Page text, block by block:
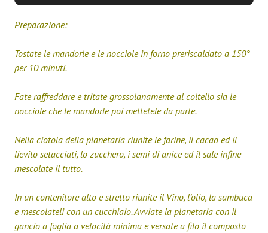
Preparazione:
Tostate le mandorle e le nocciole in forno preriscaldato a 150°
per 10 minuti.
Fate raffreddare e tritate grossolanamente al coltello sia le
nocciole che le mandorle poi mettetele da parte.
Nella ciotola della planetaria riunite le farine, il cacao ed il
lievito setacciati, lo zucchero, i semi di anice ed il sale infine
mescolate il tutto.
In un contenitore alto e stretto riunite il Vino, l’olio, la sambuca
e mescolateli con un cucchiaio. Avviate la planetaria con il
gancio a foglia a velocità minima e versate a filo il composto